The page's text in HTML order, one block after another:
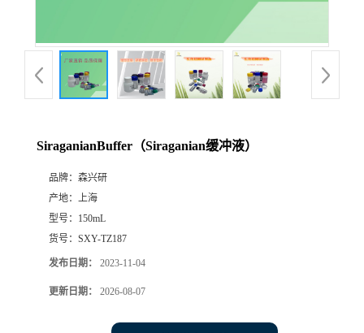
SiraganianBuffer（Siraganian缓冲液）
品牌： 森兴研
产地： 上海
型号： 150mL
货号： SXY-TZ187
发布日期： 2023-11-04
更新日期： 2026-08-07